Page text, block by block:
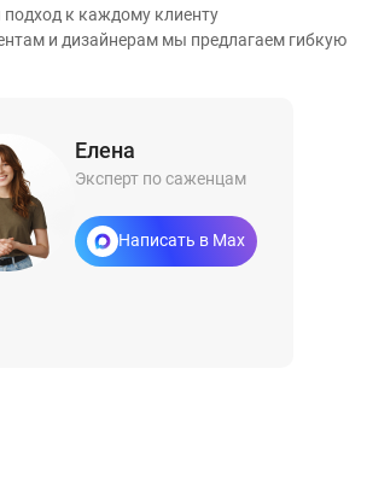
к каждому клиенту
и дизайнерам мы предлагаем гибкую
Елена
Эксперт по саженцам
Написать в Max